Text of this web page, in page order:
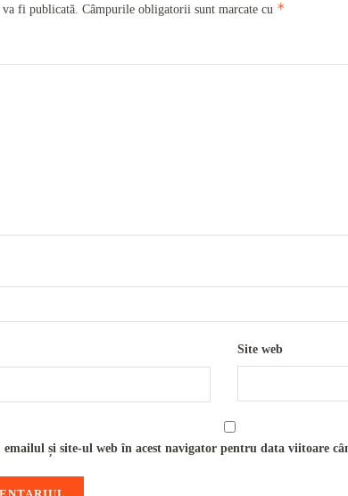
fi publicată. Câmpurile obligatorii sunt marcate cu *
Site web
emailul și site-ul web în acest navigator pentru data viitoare